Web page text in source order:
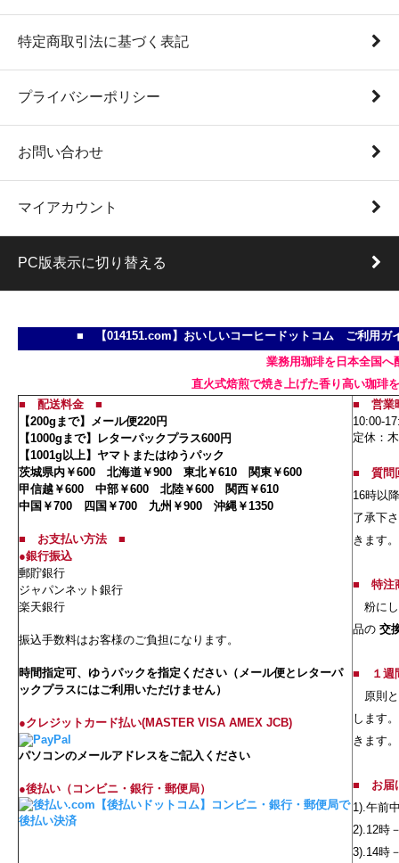
特定商取引法に基づく表記
プライバシーポリシー
お問い合わせ
マイアカウント
PC版表示に切り替える
■ 【014151.com】おいしいコーヒードットコム ご利用
業務用珈琲を日本全国へ
直火式焙煎で焼き上げた香り高い珈琲
■ 配送料金 ■
【200gまで】メール便220円
【1000gまで】レターパックプラス600円
【1001g以上】ヤマトまたはゆうパック
茨城県内￥600 北海道￥900 東北￥610 関東￥600
甲信越￥600 中部￥600 北陸￥600 関西￥610
中国￥700 四国￥700 九州￥900 沖縄￥1350
■ お支払い方法■
●銀行振込
郵貯銀行
ジャパンネット銀行
楽天銀行
振込手数料はお客様のご負担になります。
時間指定可、ゆうパックを指定ください（メール便とレターパ
ックプラスにはご利用いただけません）
●クレジットカード払い(MASTER VISA AMEX JCB)
パソコンのメールアドレスをご記入ください
●後払い（コンビニ・銀行・郵便局）
■ 営業
10:00-
定休：
■ 質問
16時以
了承下
きます。
■ 特注
粉に
品の 交
■
１
原則
します
きます
■ お届
1).午前
2).12時
3).14時